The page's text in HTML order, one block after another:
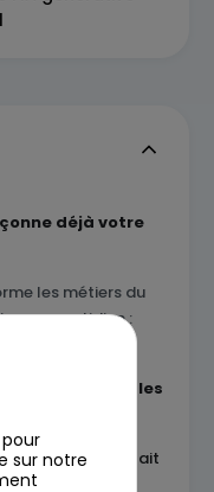
déjà votre
les métiers du
au quotidien :
contextes
pour les
et qu’elle ne fait
sur notre